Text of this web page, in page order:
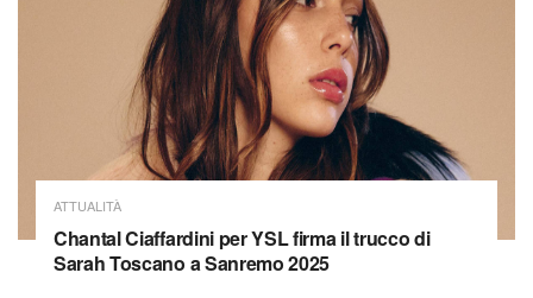
ATTUALITÀ
Chantal Ciaffardini per YSL firma il trucco di
Sarah Toscano a Sanremo 2025